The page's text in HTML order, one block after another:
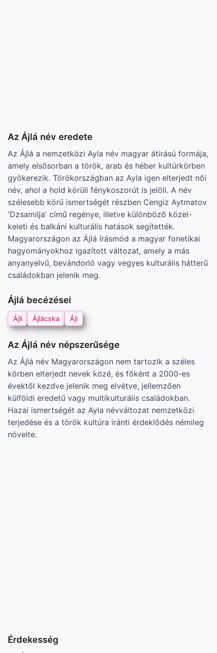
Az Ájlá név eredete
Az Ájlá a nemzetközi Ayla név magyar átírású formája,
amely elsősorban a török, arab és héber kultúrkörben
gyökerezik. Törökországban az Ayla igen elterjedt női
név, ahol a hold körüli fénykoszorút is jelöli. A név
szélesebb körű ismertségét részben Cengiz Aytmatov
'Dzsamilja' című regénye, illetve különböző közel-
keleti és balkáni kulturális hatások segítették.
Magyarországon az Ájlá írásmód a magyar fonetikai
hagyományokhoz igazított változat, amely a más
anyanyelvű, bevándorló vagy vegyes kulturális hátterű
családokban jelenik meg.
Ájlá becézései
Ájli Ájlácska Áji
Az Ájlá név népszerűsége
Az Ájlá név Magyarországon nem tartozik a széles
körben elterjedt nevek közé, és főként a 2000-es
évektől kezdve jelenik meg elvétve, jellemzően
külföldi eredetű vagy multikulturális családokban.
Hazai ismertségét az Ayla névváltozat nemzetközi
terjedése és a török kultúra iránti érdeklődés némileg
növelte.
Érdekesség